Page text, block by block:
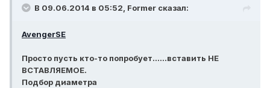
В 09.06.2014 в 05:52, Former сказал:
AvengerSE
Просто пусть кто-то попробует......вставить НЕ
ВСТАВЛЯЕМОЕ.
Подбор диаметра